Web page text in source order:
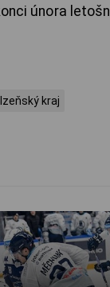
února
kraj